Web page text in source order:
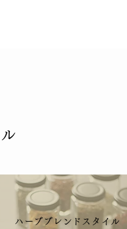
ハーブブレンドスタイル